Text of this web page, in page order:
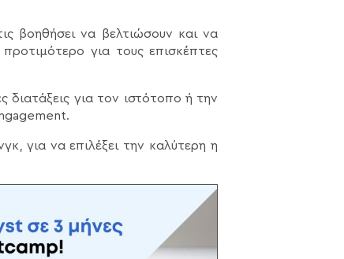
βοηθήσει να βελτιώσουν και να
για τους επισκέπτες
διατάξεις για τον ιστότοπο ή την
για να επιλέξει την καλύτερη η